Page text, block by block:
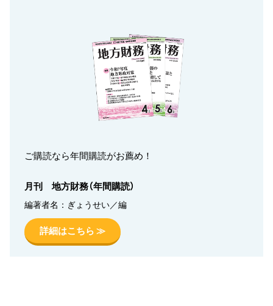
ご購読なら年間購読がお薦め！
月刊 地方財務（年間購読）
編著者名：ぎょうせい／編
詳細はこちら ≫